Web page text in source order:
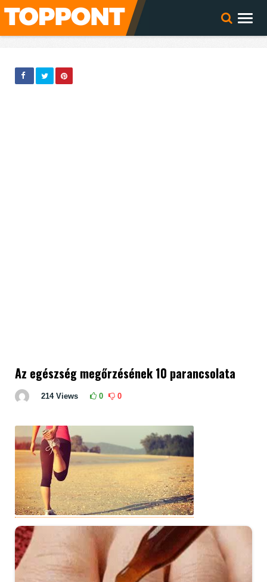
Az egészség megőrzésének 10 parancsolata
214 Views 0 0